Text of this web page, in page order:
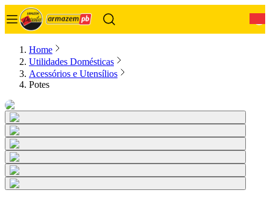
Home
Utilidades Domésticas
Acessórios e Utensílios
Potes